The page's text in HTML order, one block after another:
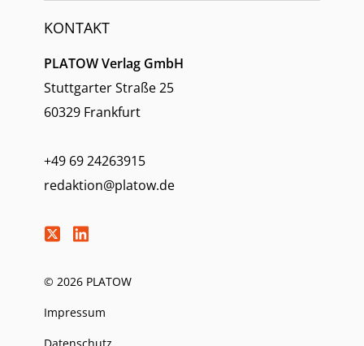
KONTAKT
PLATOW Verlag GmbH
Stuttgarter Straße 25
60329 Frankfurt
+49 69 24263915
redaktion@platow.de
© 2026 PLATOW
Impressum